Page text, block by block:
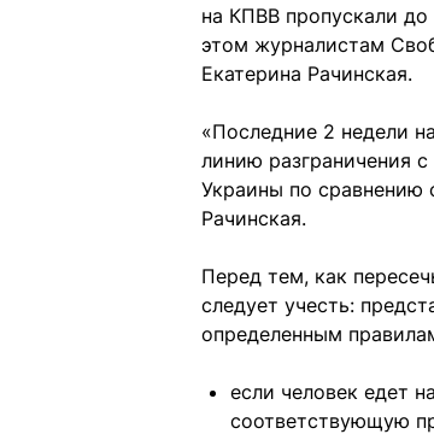
на КПВВ пропускали до
этом журналистам
Екатерина Рачинская.
«Последние 2 недели
линию разграничения
Украины по сравнению
Рачинская.
Перед тем, как
следует учесть:
определенным
если человек едет
соответствующую